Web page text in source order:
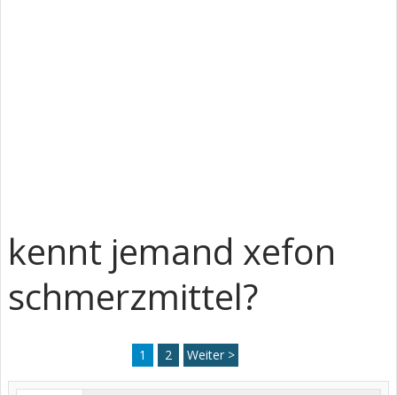
kennt jemand xefon
schmerzmittel?
1 2 Weiter >